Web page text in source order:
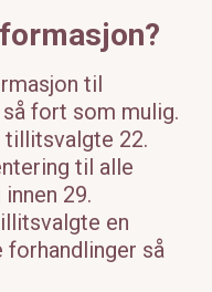
til
fort som mulig.
22.
til alle
29.
en
så